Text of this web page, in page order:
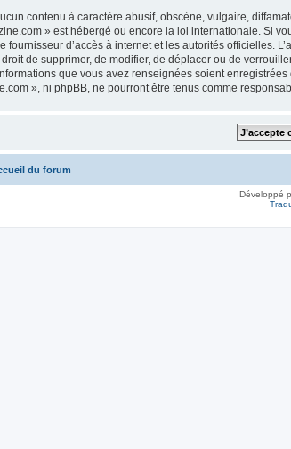
contenu à caractère abusif, obscène, vulgaire,
» est hébergé ou encore la loi internationale. Si
fournisseur d’accès à internet et les autorités officielles.
de supprimer, de modifier, de déplacer ou de
que vous avez renseignées soient
», ni phpBB, ne pourront être tenus comme
du forum
Développé